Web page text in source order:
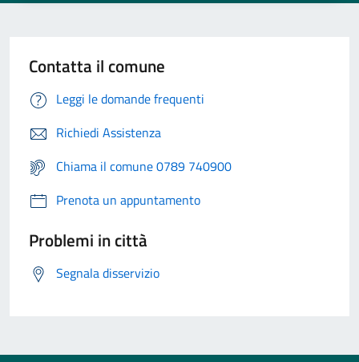
Contatta il comune
Leggi le domande frequenti
Richiedi Assistenza
Chiama il comune 0789 740900
Prenota un appuntamento
Problemi in città
Segnala disservizio